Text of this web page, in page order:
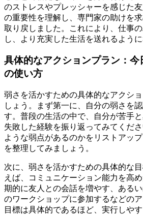
のストレスやプレッシャーを感じた
の重要性を理解し、専門家の助けを
取り戻しました。これにより、仕事
し、より充実した生活を送れるように
具体的なアクションプラン：今
の使い方
弱さを活かすための具体的なアクシ
しょう。まず第一に、自分の弱さを
す。普段の生活の中で、自分が苦手
失敗した経験を振り返ってみてくだ
ような弱点があるのかをリストアッ
を整理してみましょう。
次に、弱さを活かすための具体的な
えば、コミュニケーション能力を高
期的に友人との会話を増やす、ある
のワークショップに参加するなどのア
目標は具体的であるほど、実行しやす